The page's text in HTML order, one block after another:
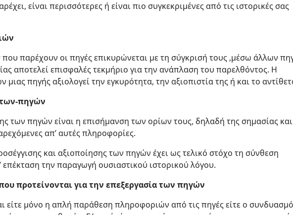
είναι περισσότερες ή είναι πιο συγκεκριμένες από τις ιστορικές σας
παρέχουν οι πηγές επικυρώνεται με τη σύγκρισή τους ,μέσω άλλων
αποτελεί επισφαλές τεκμήριο για την ανάπλαση του παρελθόντος. Η
πηγής αξιολογεί την εγκυρότητα, την αξιοπιστία της ή και το
πηγών
των πηγών είναι η επισήμανση των ορίων τους, δηλαδή της σημασίας
απ’ αυτές πληροφορίες.
και αξιοποίησης των πηγών έχει ως τελικό στόχο τη σύνθεση
την παραγωγή ουσιαστικού ιστορικού λόγου.
προτείνονται για την επεξεργασία των πηγών
είτε μόνο η απλή παράθεση πληροφοριών από τις πηγές είτε ο